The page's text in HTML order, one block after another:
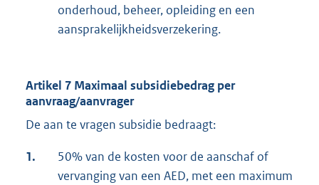
onderhoud, beheer, opleiding en een
aansprakelijkheidsverzekering.
Artikel 7 Maximaal subsidiebedrag per
aanvraag/aanvrager
De aan te vragen subsidie bedraagt:
1.
50% van de kosten voor de aanschaf of
vervanging van een AED, met een maximum